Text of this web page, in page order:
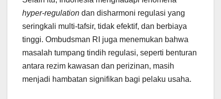
hyper-regulation dan disharmoni regulasi yang
seringkali multi-tafsir, tidak efektif, dan berbiaya
tinggi. Ombudsman RI juga menemukan bahwa
masalah tumpang tindih regulasi, seperti benturan
antara rezim kawasan dan perizinan, masih
menjadi hambatan signifikan bagi pelaku usaha.